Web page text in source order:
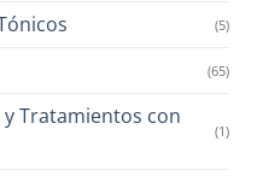
(5)
(65)
Tratamientos con
(1)